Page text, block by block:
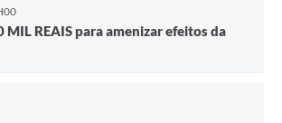
MIL REAIS para amenizar efeitos da